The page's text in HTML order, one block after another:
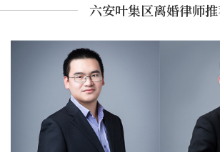
六安叶集区离婚律师